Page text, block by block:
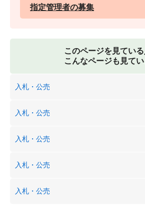
指定管理者の募集
このページを見てい
こんなページも見て
入札・公売
入札・公売
入札・公売
入札・公売
入札・公売